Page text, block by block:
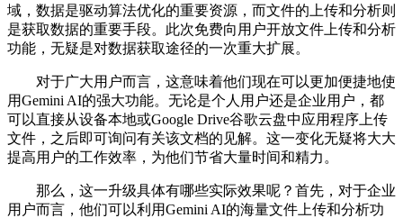
域，数据是驱动算法优化的重要资源，而文件的上传和分析则
是获取数据的重要手段。此次免费向用户开放文件上传和分析
功能，无疑是对数据获取途径的一次重大扩展。
对于广大用户而言，这意味着他们现在可以更加便捷地使
用Gemini AI的强大功能。无论是个人用户还是企业用户，都
可以直接从设备本地或Google Drive谷歌云盘中应用程序上传
文件，之后即可询问有关该文档的见解。这一变化无疑将大大
提高用户的工作效率，为他们节省大量时间和精力。
那么，这一升级具体有哪些实际效果呢？首先，对于企业
用户而言，他们可以利用Gemini AI的海量文件上传和分析功